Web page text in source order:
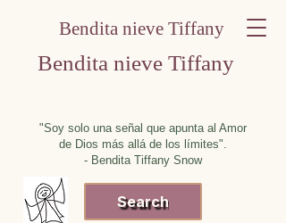
Bendita nieve Tiffany
Bendita nieve Tiffany
"Soy solo una señal que apunta al Amor
de Dios más allá de los límites".
- Bendita Tiffany Snow
Search